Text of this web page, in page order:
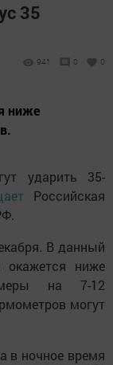
35
941 0 0
ниже
ударить 35-
Российская
В данный
окажется ниже
меры на 7-12
могут
в ночное время